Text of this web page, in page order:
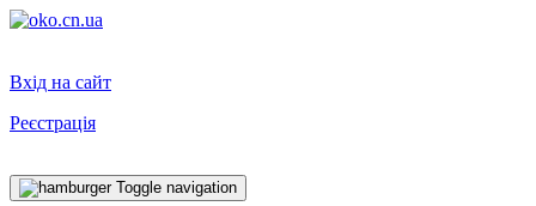
Вхід на сайт
Реєстрація
Toggle navigation